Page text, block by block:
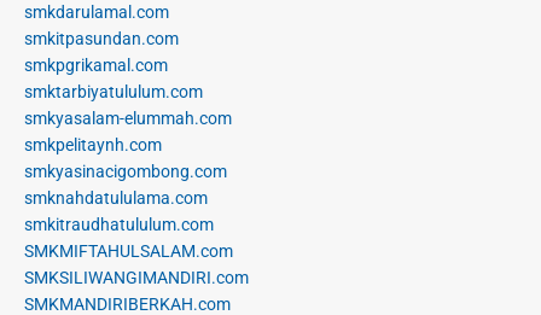
smkdarulamal.com
smkitpasundan.com
smkpgrikamal.com
smktarbiyatululum.com
smkyasalam-elummah.com
smkpelitaynh.com
smkyasinacigombong.com
smknahdatululama.com
smkitraudhatululum.com
SMKMIFTAHULSALAM.com
SMKSILIWANGIMANDIRI.com
SMKMANDIRIBERKAH.com